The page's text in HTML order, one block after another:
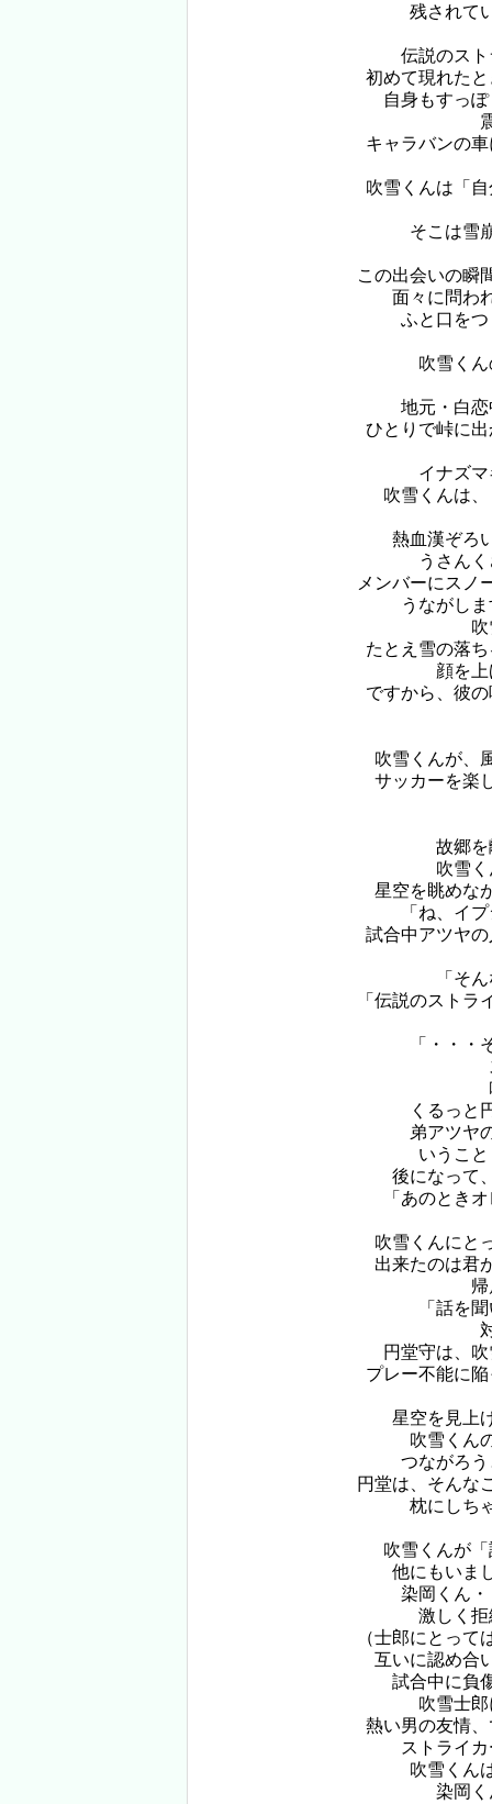
残されて
伝説のス
初めて現れた
自身もすっ
キャラバンの
吹雪くんは「
そこは雪
この出会いの瞬
面々に問わ
ふと口を
吹雪く
地元・白
ひとりで峠に
イナズ
吹雪くんは
熱血漢ぞろ
うさん
メンバーにスノ
うながし
たとえ雪の落
顔を
ですから、彼
吹雪くんが、
サッカーを楽
故郷
吹雪
星空を眺めな
「ね、イ
試合中アツヤ
「そ
「伝説のスト
「・・・
くるっと
弟アツヤ
いうこ
後になって
「あのとき
吹雪くんにと
出来たのは君
「話を
円堂守は、
プレー不能に
星空を見上
吹雪くん
つながろ
円堂は、そんな
枕にしち
吹雪くんが
他にもいま
染岡くん
激しく
（士郎にとっ
互いに認め合
試合中に負
吹雪士
熱い男の友情
ストライ
吹雪くん
染岡